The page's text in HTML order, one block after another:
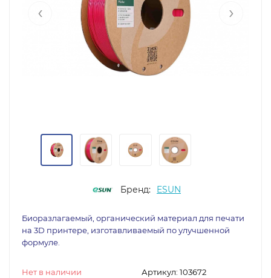
‹ ›
Бренд: ESUN
Биоразлагаемый, органический материал для печати
на 3D принтере, изготавливаемый по улучшенной
формуле.
Артикул: 103672
Нет в наличии